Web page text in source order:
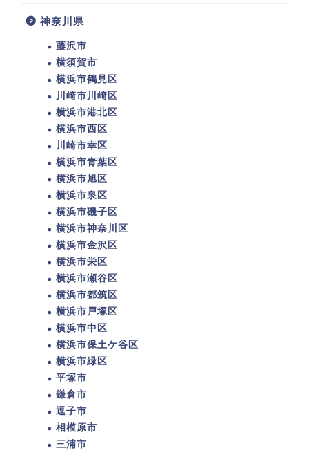
神奈川県
藤沢市
横須賀市
横浜市鶴見区
川崎市川崎区
横浜市港北区
横浜市西区
川崎市幸区
横浜市青葉区
横浜市旭区
横浜市泉区
横浜市磯子区
横浜市神奈川区
横浜市金沢区
横浜市栄区
横浜市瀬谷区
横浜市都筑区
横浜市戸塚区
横浜市中区
横浜市保土ケ谷区
横浜市緑区
平塚市
鎌倉市
逗子市
相模原市
三浦市